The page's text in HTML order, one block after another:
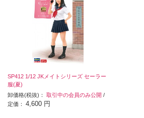
SP412 1/12 JKメイトシリーズ セーラー
服(夏)
卸価格(税抜)： 取引中の会員のみ公開 /
定価： 4,600 円